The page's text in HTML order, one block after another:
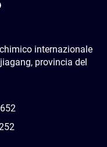
internazionale
provincia del